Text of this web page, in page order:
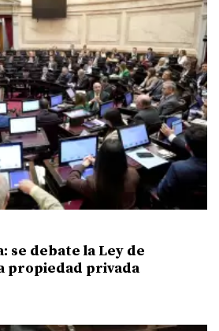
se debate la Ley de
propiedad privada